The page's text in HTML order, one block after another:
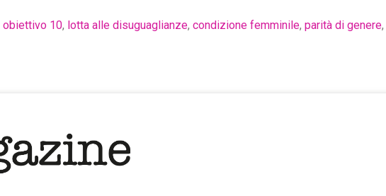
obiettivo 10, lotta alle disuguaglianze, condizione femminile, parità di genere,